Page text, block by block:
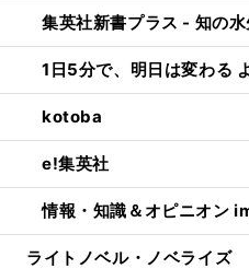
集英社新書プラス - 知の水
1日5分で、明日は変わる
kotoba
e!集英社
情報・知識＆オピニオン
ライトノベル・ノベライズ